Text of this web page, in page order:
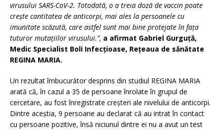
virusului SARS-CoV-2. Totodată, o a treia doză de vaccin poate
crește cantitatea de anticorpi, mai ales la persoanele cu
imunitate scăzută, care astfel sunt mai bine protejate în fața
tuturor mutațiilor virusului.”, a afirmat Gabriel Gurguță,
Medic Specialist Boli Infecțioase, Rețeaua de sănătate
REGINA MARIA.
Un rezultat îmbucurător desprins din studiul REGINA MARIA
arată că, în cazul a 35 de persoane înrolate în grupul de
cercetare, au fost înregistrate creșteri ale nivelului de anticorpi.
Dintre aceștia, 9 persoane au declarat că au intrat în contact
cu persoane pozitive, însă niciunul dintre ei nu a avut un test